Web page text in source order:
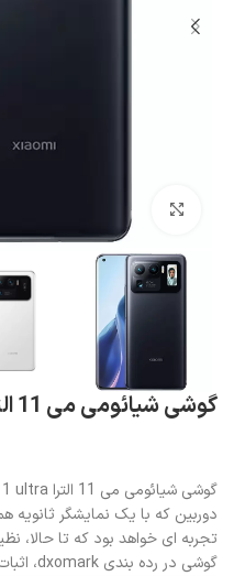
بزرگنمایی تصویر
گوشی شیائومی می 11 الترا (12/512 گیگ)
تجربه ای خواهد بود که تا حالا،
گوشی در رده بندی dxomark، اثبات برتری دوربین این گوشی خواهد بود.